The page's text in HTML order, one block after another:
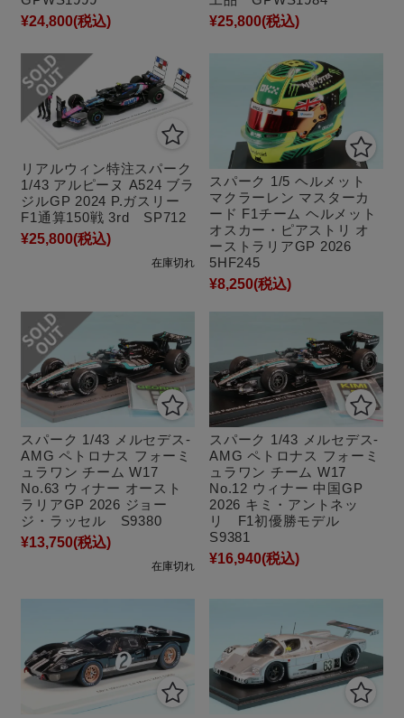
¥24,800(税込)
¥25,800(税込)
リアルウィン特注スパーク
1/43 アルピーヌ A524 ブラ
ジルGP 2024 P.ガスリー
F1通算150戦 3rd SP712
¥25,800(税込)
在庫切れ
スパーク 1/5 ヘルメット
マクラーレン マスターカ
ード F1チーム ヘルメット
オスカー・ピアストリ オ
ーストラリアGP 2026
5HF245
¥8,250(税込)
スパーク 1/43 メルセデス-
AMG ペトロナス フォーミ
ュラワン チーム W17
No.63 ウィナー オースト
ラリアGP 2026 ジョー
ジ・ラッセル S9380
¥13,750(税込)
在庫切れ
スパーク 1/43 メルセデス-
AMG ペトロナス フォーミ
ュラワン チーム W17
No.12 ウィナー 中国GP
2026 キミ・アントネッ
リ F1初優勝モデル
S9381
¥16,940(税込)